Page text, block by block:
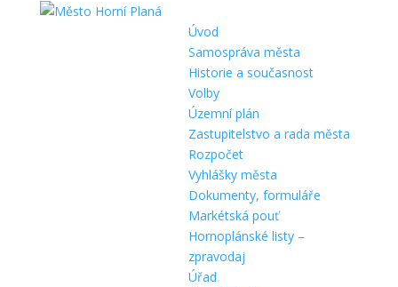
Úvod
Samospráva města
Historie a současnost
Volby
Územní plán
Zastupitelstvo a rada města
Rozpočet
Vyhlášky města
Dokumenty, formuláře
Markétská pouť
Hornoplánské listy –
zpravodaj
Úřad